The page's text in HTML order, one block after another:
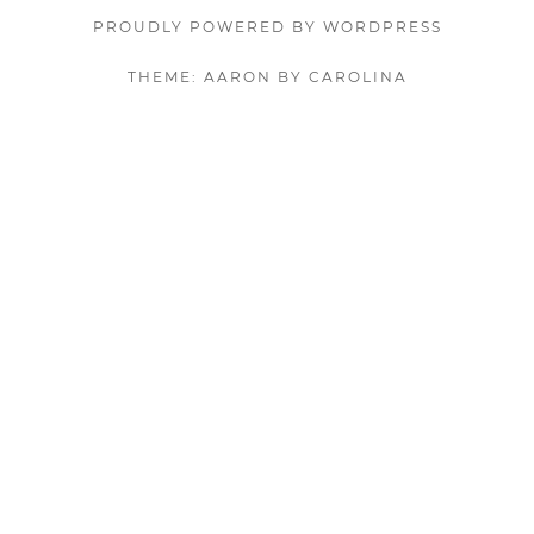
PROUDLY POWERED BY WORDPRESS
THEME: AARON BY CAROLINA